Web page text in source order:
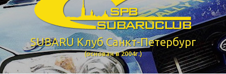
SUBARU Клуб Санкт-Петербург
(основан в 2004г.)